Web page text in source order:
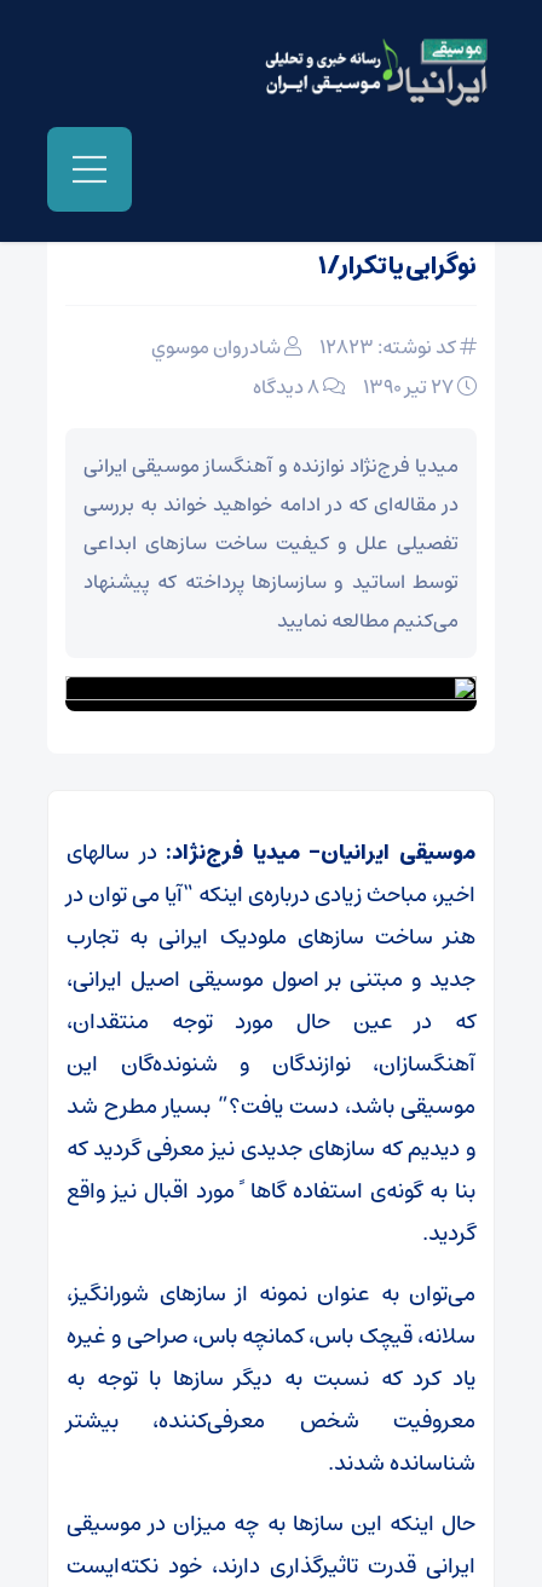
نوگرایی یا تکرار/۱
کد نوشته: 12823
شادروان موسوي
۸ دیدگاه
میدیا فرج‌نژاد نوازنده و آهنگساز موسیقی ایرانی
در مقاله‌ای که در ادامه خواهید خواند به بررسی
تفصیلی علل و کیفیت ساخت سازهای ابداعی
توسط اساتید و سازسازها پرداخته که پیشنهاد
می‌کنیم مطالعه نمایید
موسیقی ایرانیان- میدیا فرج‌نژاد: در سالهای
اخیر، مباحث زیادی درباره‌ی اینکه “آیا می توان در
هنر ساخت سازهای ملودیک ایرانی به تجارب
جدید و مبتنی بر اصول موسیقی اصیل ایرانی،
که در عین حال مورد توجه منتقدان،
آهنگسازان، نوازندگان و شنونده‌گان این
موسیقی باشد، دست یافت؟” بسیار مطرح شد
و دیدیم که سازهای جدیدی نیز معرفی گردید که
بنا به گونه‌ی استفاده گاها ً مورد اقبال نیز واقع
گردید.
می‌توان به عنوان نمونه از سازهای شورانگیز،
سلانه، قیچک باس، کمانچه باس، صراحی و غیره
یاد کرد که نسبت به دیگر سازها با توجه به
معروفیت شخص معرفی‌کننده، بیشتر
شناسانده شدند.
حال اینکه این سازها به چه میزان در موسیقی
ایرانی قدرت تاثیرگذاری دارند، خود نکته‌ایست